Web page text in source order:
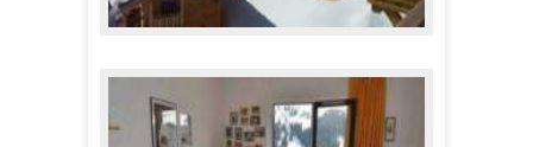
A partir de1 320,00 €